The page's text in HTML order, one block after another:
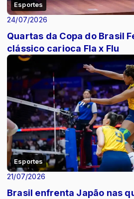
Esportes
24/07/2026
Quartas da Copa do Brasil
clássico carioca Fla x Flu
Esportes
21/07/2026
Brasil enfrenta Japão nas